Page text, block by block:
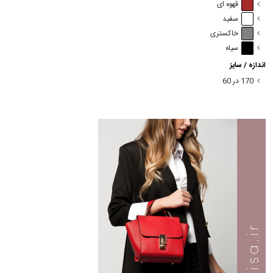
قهوه ای
سفید
خاکستری
سیاه
اندازه / سایز
170 در 60